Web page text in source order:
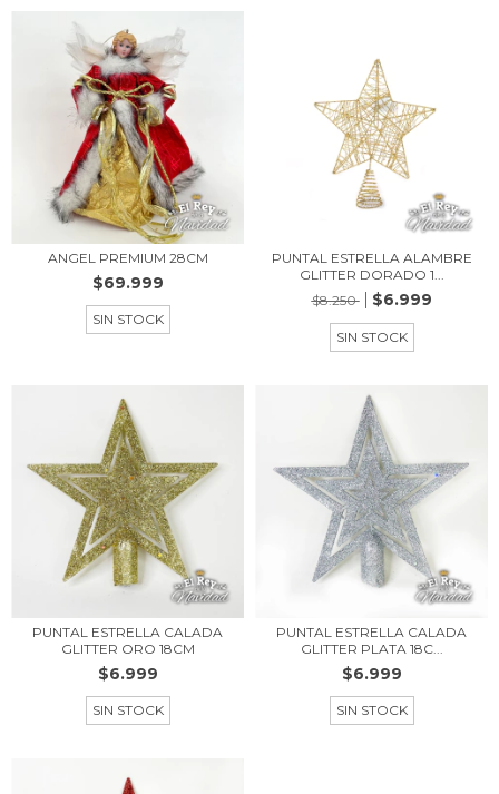
ANGEL PREMIUM 28CM
$69.999
SIN STOCK
PUNTAL ESTRELLA ALAMBRE
GLITTER DORADO 1...
$8.250
$6.999
SIN STOCK
PUNTAL ESTRELLA CALADA
GLITTER ORO 18CM
$6.999
SIN STOCK
PUNTAL ESTRELLA CALADA
GLITTER PLATA 18C...
$6.999
SIN STOCK